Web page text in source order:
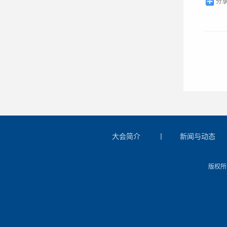
分
大会简介 新闻与动态
版权